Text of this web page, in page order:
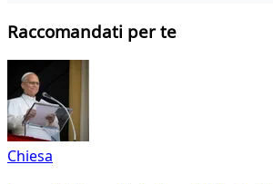
Raccomandati per te
Chiesa